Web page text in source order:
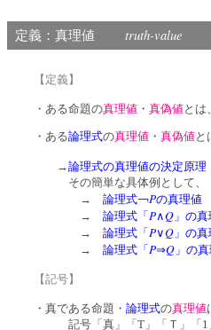
定義：真理値truth-value
【定義】
・ある命題の真理値 ・ 真偽値とは
・ある論理式の真理値 ・ 真偽値と
→論理式の真理値の決定原理
その簡単な具体例として、
→ 論理式￢Pの真理値
→ 論理式「 P∧Q 」の
→ 論理式「 P∨Q 」の
→ 論理式「 P⇒Q 」の
【記号】
・真である命題・ 論理式の真理値
記号「真」「T」「Ｔ」「1